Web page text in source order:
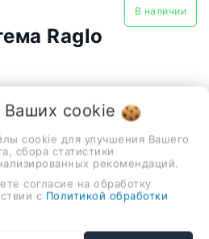
В наличии
Raglo
душем), настенный
верхний душ 320
Ваших cookie
cookie для улучшения Вашего
сбора статистики
рекомендаций.
согласие на обработку
с Политикой обработки